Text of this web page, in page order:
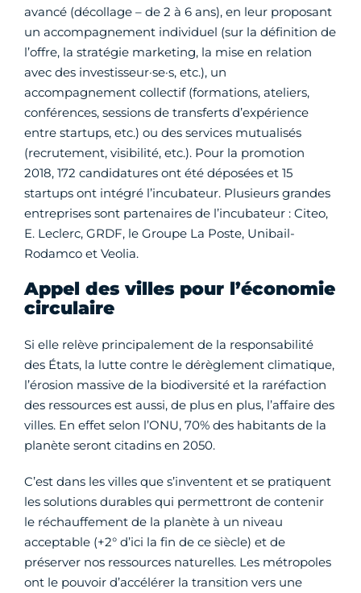
avancé (décollage – de 2 à 6 ans), en leur proposant
un accompagnement individuel (sur la définition de
l’offre, la stratégie marketing, la mise en relation
avec des investisseur·se·s, etc.), un
accompagnement collectif (formations, ateliers,
conférences, sessions de transferts d’expérience
entre startups, etc.) ou des services mutualisés
(recrutement, visibilité, etc.). Pour la promotion
2018, 172 candidatures ont été déposées et 15
startups ont intégré l’incubateur. Plusieurs grandes
entreprises sont partenaires de l’incubateur : Citeo,
E. Leclerc, GRDF, le Groupe La Poste, Unibail-
Rodamco et Veolia.
Appel des villes pour l’économie
circulaire
Si elle relève principalement de la responsabilité
des États, la lutte contre le dérèglement climatique,
l’érosion massive de la biodiversité et la raréfaction
des ressources est aussi, de plus en plus, l’affaire des
villes. En effet selon l’ONU, 70% des habitants de la
planète seront citadins en 2050.
C’est dans les villes que s’inventent et se pratiquent
les solutions durables qui permettront de contenir
le réchauffement de la planète à un niveau
acceptable (+2° d’ici la fin de ce siècle) et de
préserver nos ressources naturelles. Les métropoles
ont le pouvoir d’accélérer la transition vers une